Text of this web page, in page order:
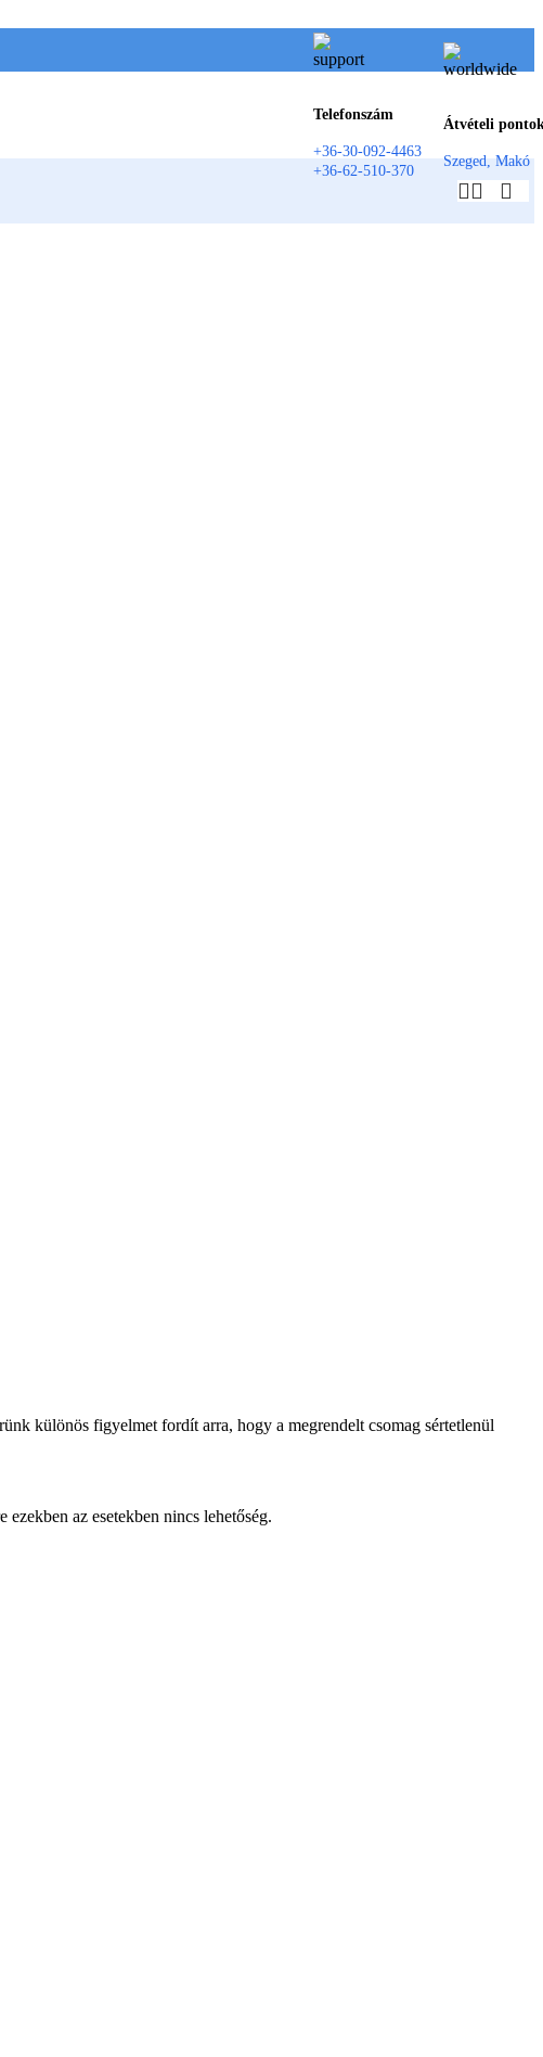
Telefonszám
+36-30-092-4463
+36-62-510-370
Átvételi
Szeged, Makó
különös figyelmet fordít arra, hogy a megrendelt csomag sértetlenül
az esetekben nincs lehetőség.